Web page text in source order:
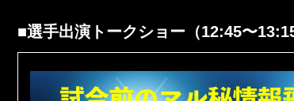
■選手出演トークショー（12:45〜13:15